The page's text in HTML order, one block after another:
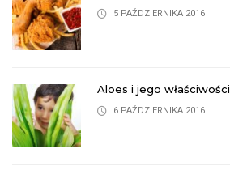
5 PAŹDZIERNIKA 2016
Aloes i jego właściwości
6 PAŹDZIERNIKA 2016